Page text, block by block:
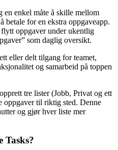
en enkel måte å skille mellom
betale for en ekstra oppgaveapp.
oppgaver under ukentlig
som daglig oversikt.
eller delt tilgang for teamet,
og samarbeid på toppen
tre lister (Jobb, Privat og ett
til riktig sted. Denne
og gjør hver liste mer
Tasks?